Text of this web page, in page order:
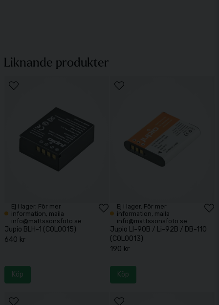
Liknande produkter
Ej i lager. För mer
information, maila
info@mattssonsfoto.se
Jupio BLH-1 (COL0015)
640 kr
Köp
Ej i lager. För mer
information, maila
info@mattssonsfoto.se
Jupio LI-90B / Li-92B / DB-110
(COL0013)
190 kr
Köp